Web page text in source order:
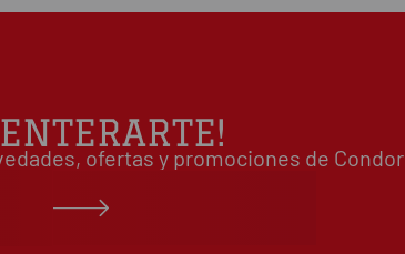
Escribe tu opinión
ofertas y promociones de Condor